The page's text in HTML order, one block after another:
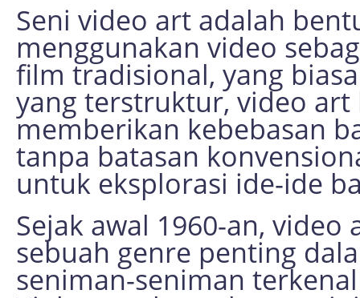
Seni video art adalah
menggunakan video
film tradisional, yang
yang terstruktur, video
memberikan kebebasan
tanpa batasan
untuk eksplorasi ide-ide
Sejak awal 1960-an,
sebuah genre penting
seniman-seniman